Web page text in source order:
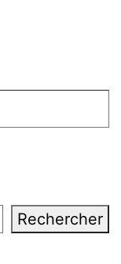
Rechercher